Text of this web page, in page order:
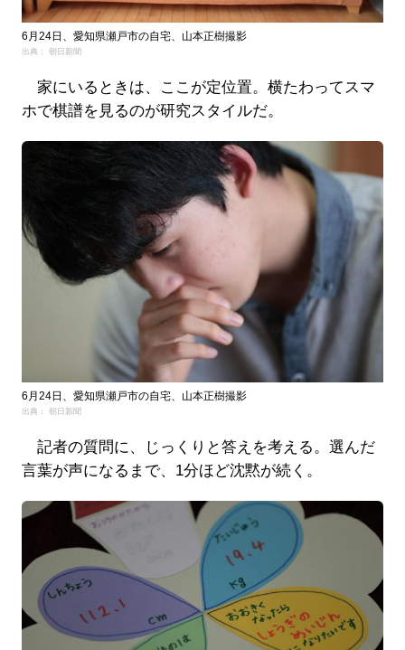
6月24日、愛知県瀬戸市の自宅、山本正樹撮影
出典： 朝日新聞
家にいるときは、ここが定位置。横たわってスマ
ホで棋譜を見るのが研究スタイルだ。
6月24日、愛知県瀬戸市の自宅、山本正樹撮影
出典： 朝日新聞
記者の質問に、じっくりと答えを考える。選んだ
言葉が声になるまで、1分ほど沈黙が続く。